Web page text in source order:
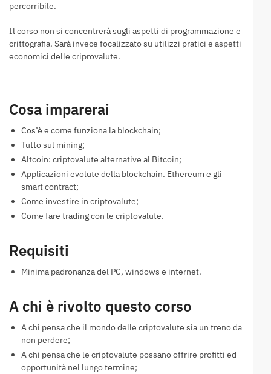
percorribile.
Il corso non si concentrerà sugli aspetti di programmazione e
crittografia. Sarà invece focalizzato su utilizzi pratici e aspetti
economici delle criprovalute.
Cosa imparerai
Cos’è e come funziona la blockchain;
Tutto sul mining;
Altcoin: criptovalute alternative al Bitcoin;
Applicazioni evolute della blockchain. Ethereum e gli
smart contract;
Come investire in criptovalute;
Come fare trading con le criptovalute.
Requisiti
Minima padronanza del PC, windows e internet.
A chi è rivolto questo corso
A chi pensa che il mondo delle criptovalute sia un treno da
non perdere;
A chi pensa che le criptovalute possano offrire profitti ed
opportunità nel lungo termine;